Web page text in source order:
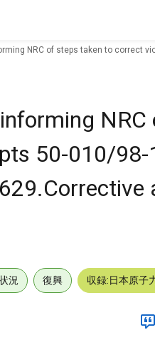
NRC of steps taken to correct
50-010/
況 復興 収録:日本原子